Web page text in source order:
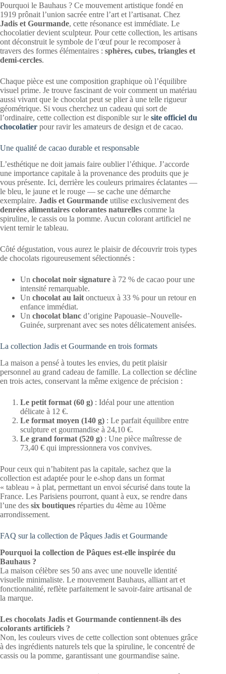
Pourquoi le Bauhaus ? Ce mouvement artistique fondé en
1919 prônait l’union sacrée entre l’art et l’artisanat. Chez
Jadis et Gourmande, cette résonance est immédiate. Le
chocolatier devient sculpteur. Pour cette collection, les artisans
ont déconstruit le symbole de l’œuf pour le recomposer à
travers des formes élémentaires : sphères, cubes, triangles et
demi-cercles.
Chaque pièce est une composition graphique où l’équilibre
visuel prime. Je trouve fascinant de voir comment un matériau
aussi vivant que le chocolat peut se plier à une telle rigueur
géométrique. Si vous cherchez un cadeau qui sort de
l’ordinaire, cette collection est disponible sur le site officiel du
chocolatier pour ravir les amateurs de design et de cacao.
Une qualité de cacao durable et responsable
L’esthétique ne doit jamais faire oublier l’éthique. J’accorde
une importance capitale à la provenance des produits que je
vous présente. Ici, derrière les couleurs primaires éclatantes —
le bleu, le jaune et le rouge — se cache une démarche
exemplaire. Jadis et Gourmande utilise exclusivement des
denrées alimentaires colorantes naturelles comme la
spiruline, le cassis ou la pomme. Aucun colorant artificiel ne
vient ternir le tableau.
Côté dégustation, vous aurez le plaisir de découvrir trois types
de chocolats rigoureusement sélectionnés :
Un chocolat noir signature à 72 % de cacao pour une
intensité remarquable.
Un chocolat au lait onctueux à 33 % pour un retour en
enfance immédiat.
Un chocolat blanc d’origine Papouasie–Nouvelle-
Guinée, surprenant avec ses notes délicatement anisées.
La collection Jadis et Gourmande en trois formats
La maison a pensé à toutes les envies, du petit plaisir
personnel au grand cadeau de famille. La collection se décline
en trois actes, conservant la même exigence de précision :
Le petit format (60 g) : Idéal pour une attention
délicate à 12 €.
Le format moyen (140 g) : Le parfait équilibre entre
sculpture et gourmandise à 24,10 €.
Le grand format (520 g) : Une pièce maîtresse de
73,40 € qui impressionnera vos convives.
Pour ceux qui n’habitent pas la capitale, sachez que la
collection est adaptée pour le e-shop dans un format
« tableau » à plat, permettant un envoi sécurisé dans toute la
France. Les Parisiens pourront, quant à eux, se rendre dans
l’une des six boutiques réparties du 4ème au 10ème
arrondissement.
FAQ sur la collection de Pâques Jadis et Gourmande
Pourquoi la collection de Pâques est-elle inspirée du
Bauhaus ?
La maison célèbre ses 50 ans avec une nouvelle identité
visuelle minimaliste. Le mouvement Bauhaus, alliant art et
fonctionnalité, reflète parfaitement le savoir-faire artisanal de
la marque.
Les chocolats Jadis et Gourmande contiennent-ils des
colorants artificiels ?
Non, les couleurs vives de cette collection sont obtenues grâce
à des ingrédients naturels tels que la spiruline, le concentré de
cassis ou la pomme, garantissant une gourmandise saine.